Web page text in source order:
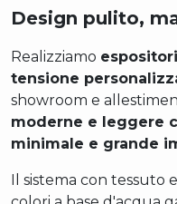
Design pulito,
Realizziamo
tensione
showroom e
moderne e leggere
minimale e grande
Il sistema con tessuto